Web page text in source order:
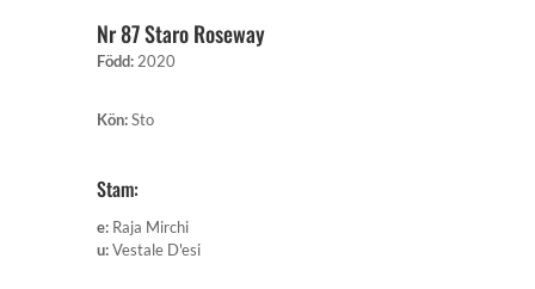
Nr 87 Staro Roseway
Född: 2020
Kön:Sto
Stam:
e: Raja Mirchi
u:Vestale D'esi